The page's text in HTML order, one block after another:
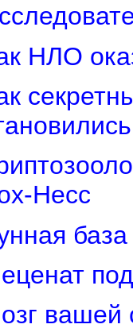
НЛО
Несс
вашей